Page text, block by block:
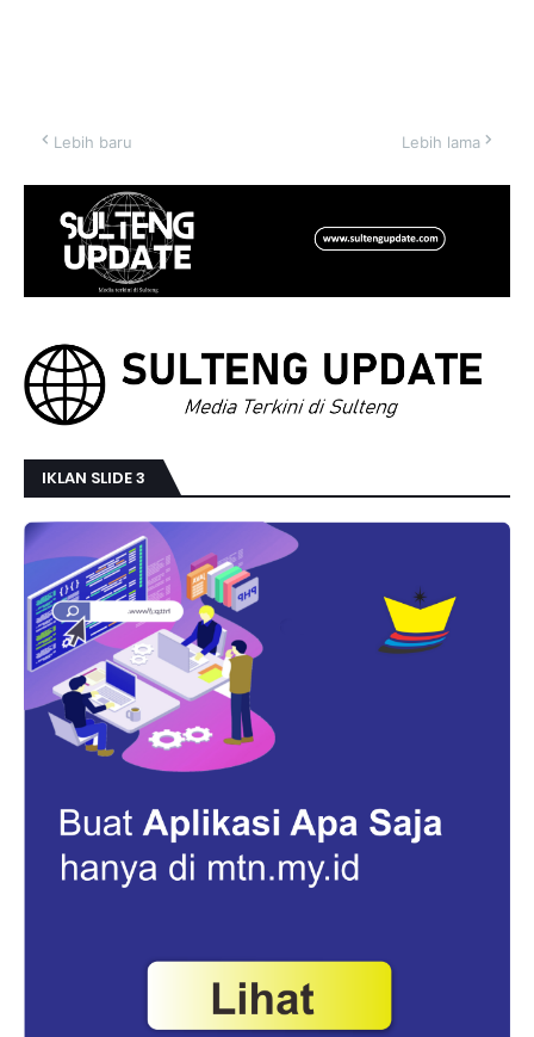
Lebih baru Lebih lama
IKLAN SLIDE 3